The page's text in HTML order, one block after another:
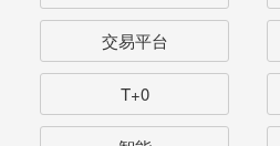
交易平台
T+0